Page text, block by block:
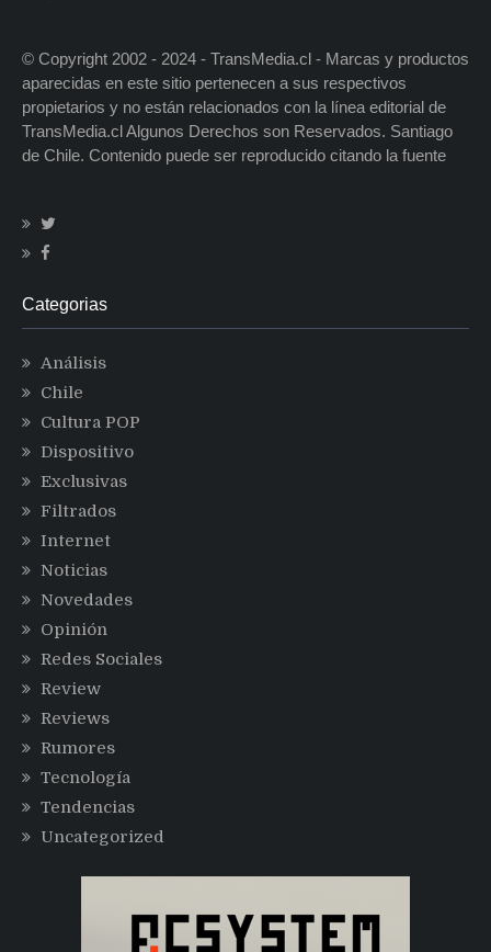
© Copyright 2002 - 2024 - TransMedia.cl - Marcas y productos
aparecidas en este sitio pertenecen a sus respectivos
propietarios y no están relacionados con la línea editorial de
TransMedia.cl Algunos Derechos son Reservados. Santiago
de Chile. Contenido puede ser reproducido citando la fuente
Categorias
Análisis
Chile
Cultura POP
Dispositivo
Exclusivas
Filtrados
Internet
Noticias
Novedades
Opinión
Redes Sociales
Review
Reviews
Rumores
Tecnología
Tendencias
Uncategorized